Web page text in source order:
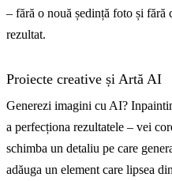
– fără o nouă ședință foto și fără
rezultat.
Proiecte creative și Artă AI
Generezi imagini cu AI?
a perfecționa rezultatele – vei
schimba un detaliu pe care
adăuga un element care lipsea